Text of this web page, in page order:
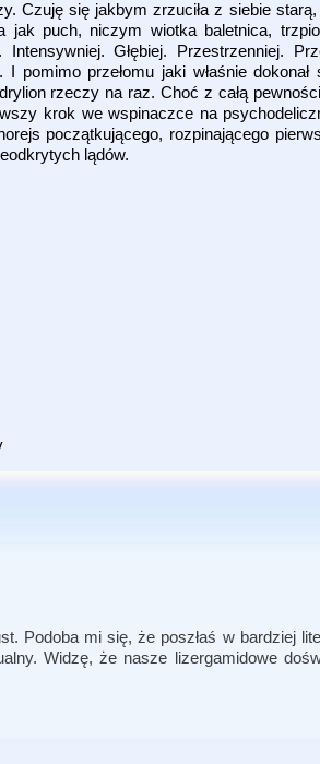
się jakbym zrzuciła z siebie starą,
puch, niczym wiotka baletnica,
Głębiej. Przestrzenniej.
pomimo przełomu jaki właśnie
rzeczy na raz. Choć z całą
krok we wspinaczce na
początkującego, rozpinającego
lądów.
Podoba mi się, że poszłaś w bardziej
Widzę, że nasze lizergamidowe